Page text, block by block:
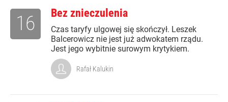
Bez znieczulenia
Czas taryfy ulgowej się skończył. Leszek
Balcerowicz nie jest już adwokatem rządu.
Jest jego wybitnie surowym krytykiem.
16
Rafał Kalukin